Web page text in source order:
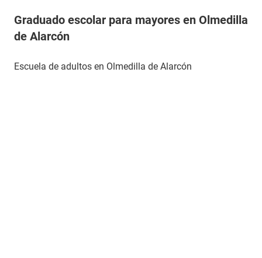
Graduado escolar para mayores en Olmedilla
de Alarcón
Escuela de adultos en Olmedilla de Alarcón